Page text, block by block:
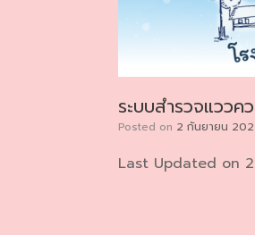
ระบบสำรวจแวว
Posted on 2 กันยายน
Last Updated on